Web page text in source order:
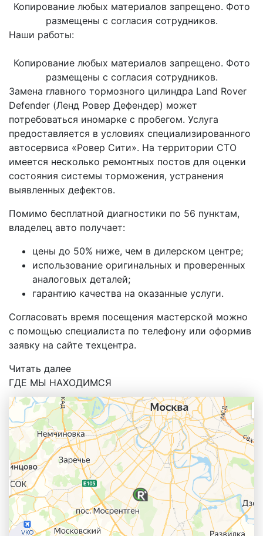
Копирование любых материалов запрещено. Фото
размещены с согласия сотрудников.
Наши работы:
Копирование любых материалов запрещено. Фото
размещены с согласия сотрудников.
Замена главного тормозного цилиндра Land Rover
Defender (Ленд Ровер Дефендер) может
потребоваться иномарке с пробегом. Услуга
предоставляется в условиях специализированного
автосервиса «Ровер Сити». На территории СТО
имеется несколько ремонтных постов для оценки
состояния системы торможения, устранения
выявленных дефектов.
Помимо бесплатной диагностики по 56 пунктам,
владелец авто получает:
цены до 50% ниже, чем в дилерском центре;
использование оригинальных и проверенных
аналоговых деталей;
гарантию качества на оказанные услуги.
Согласовать время посещения мастерской можно
с помощью специалиста по телефону или оформив
заявку на сайте техцентра.
Читать далее
ГДЕ МЫ НАХОДИМСЯ